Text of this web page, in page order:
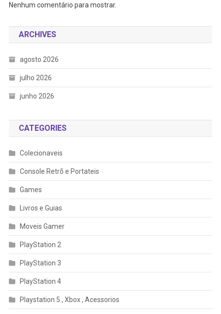
Nenhum comentário para mostrar.
ARCHIVES
agosto 2026
julho 2026
junho 2026
CATEGORIES
Colecionaveis
Console Retrõ e Portateis
Games
Livros e Guias
Moveis Gamer
PlayStation 2
PlayStation 3
PlayStation 4
Playstation 5 , Xbox , Acessorios